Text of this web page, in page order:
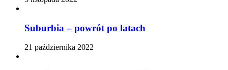
Suburbia – powrót po latach
21 października 2022